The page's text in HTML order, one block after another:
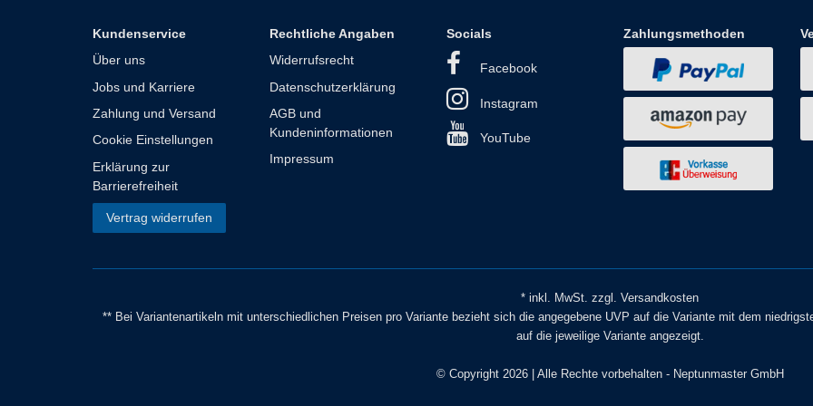
Kundenservice
Über uns
Jobs und Karriere
Zahlung und Versand
Cookie Einstellungen
Erklärung zur
Barrierefreiheit
Vertrag widerrufen
Rechtliche Angaben
Widerrufsrecht
Datenschutzerklärung
AGB und
Kundeninformationen
Impressum
Socials
Facebook
Instagram
YouTube
Zahlungsmethoden
* inkl. MwSt. zzgl. Versandkosten
** Bei Variantenartikeln mit unterschiedlichen Preisen pro Variante bezieht sich die angegebene UVP auf die Variante mit dem
auf die jeweilige Variante angezeigt.
© Copyright 2026 | Alle Rechte vorbehalten - Neptunmaster GmbH